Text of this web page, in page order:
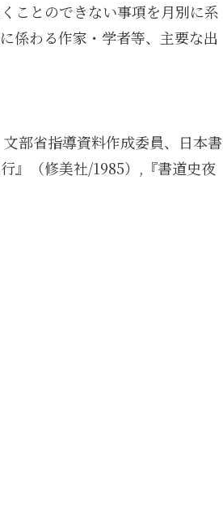
ことのできない事項を月別に系
係わる作家・学者等、主要な出
部省指導資料作成委員、日本書
』（修美社/1985）,『書道史夜